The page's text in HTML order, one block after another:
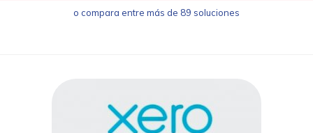
o compara entre más de 89 soluciones